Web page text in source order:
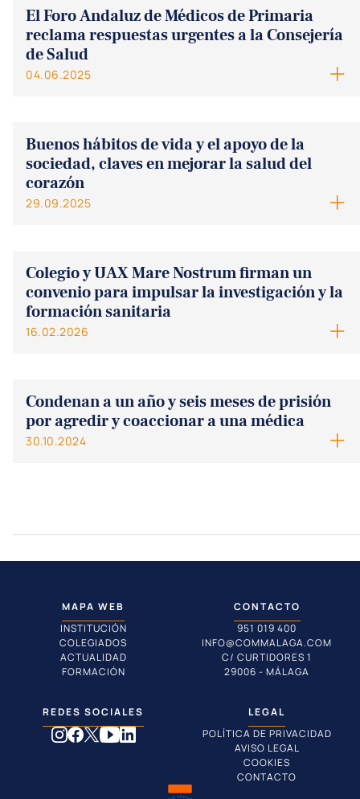
El Foro Andaluz de Médicos de Primaria
reclama respuestas urgentes a la Consejería
de Salud
04.06.2025
Buenos hábitos de vida y el apoyo de la
sociedad, claves en mejorar la salud del
corazón
29.09.2025
Colegio y UAX Mare Nostrum firman un
convenio para impulsar la investigación y la
formación sanitaria
16.02.2026
Condenan a un año y seis meses de prisión
por agredir y coaccionar a una médica
30.10.2024
MAPA WEB
INSTITUCIÓN
COLEGIADOS
ACTUALIDAD
FORMACIÓN
CONTACTO
951 019 400
INFO@COMMALAGA.COM
C/ CURTIDORES 1
29006 - MÁLAGA
REDES SOCIALES
LEGAL
POLÍTICA DE PRIVACIDAD
AVISO LEGAL
COOKIES
CONTACTO